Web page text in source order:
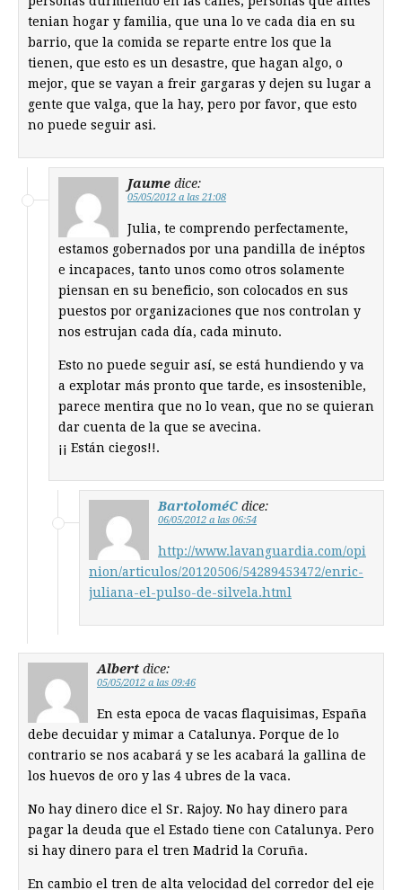
tenian hogar y familia, que una lo ve cada dia en su
barrio, que la comida se reparte entre los que la
tienen, que esto es un desastre, que hagan algo, o
mejor, que se vayan a freir gargaras y dejen su lugar a
gente que valga, que la hay, pero por favor, que esto
no puede seguir asi.
Jaume dice:
05/05/2012 a las 21:08
Julia, te comprendo perfectamente,
estamos gobernados por una pandilla de inéptos
e incapaces, tanto unos como otros solamente
piensan en su beneficio, son colocados en sus
puestos por organizaciones que nos controlan y
nos estrujan cada día, cada minuto.
Esto no puede seguir así, se está hundiendo y va
a explotar más pronto que tarde, es insostenible,
parece mentira que no lo vean, que no se quieran
dar cuenta de la que se avecina.
¡¡ Están ciegos!!.
BartoloméC dice:
06/05/2012 a las 06:54
http://www.lavanguardia.com/opi
nion/articulos/20120506/54289453472/enric-
juliana-el-pulso-de-silvela.html
Albert dice:
05/05/2012 a las 09:46
En esta epoca de vacas flaquisimas, España
debe decuidar y mimar a Catalunya. Porque de lo
contrario se nos acabará y se les acabará la gallina de
los huevos de oro y las 4 ubres de la vaca.
No hay dinero dice el Sr. Rajoy. No hay dinero para
pagar la deuda que el Estado tiene con Catalunya. Pero
si hay dinero para el tren Madrid la Coruña.
En cambio el tren de alta velocidad del corredor del eje